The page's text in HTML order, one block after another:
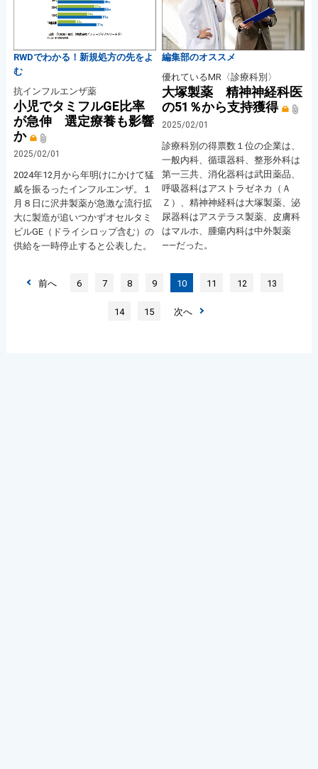
RWDでわかる！新規処方の先をよ
む
抗インフルエンザ薬
小児でタミフルGE比率
が急伸 選定療養も影響
か
2025/02/01
2024年12月から年明けにかけて猛
威を振るったインフルエンザ。１
月８日に沢井製薬が急激な流行拡
大に製造が追いつかずオセルタミ
ビルGE（ドライシロップ含む）の
供給を一時停止すると公表した。
編集部のオススメ
優れているMR〈診療科別〉
大塚製薬 精神神経科医
の51％から支持獲得
2025/02/01
診療科別の得票数１位の企業は、
一般内科、循環器科、整形外科は
第一三共、消化器科は武田薬品、
呼吸器科はアストラゼネカ（Ａ
Ｚ）、精神神経科は大塚製薬、泌
尿器科はアステラス製薬、皮膚科
はマルホ、腫瘍内科は中外製薬
――だった。
前へ 6 7 8 9 10 11 12 13
14 15 次へ